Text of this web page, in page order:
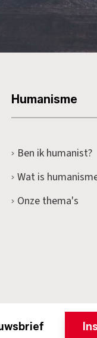
Humanisme
Ben ik humanist?
Wat is
Onze thema's